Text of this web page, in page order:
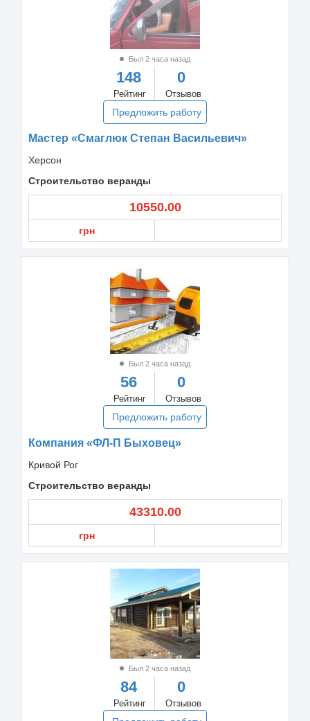
Был 2 часа назад
148
Рейтинг
0
Отзывов
Предложить работу
Мастер «Смаглюк Степан Васильевич»
Херсон
Строительство веранды
10550.00
грн
Был 2 часа назад
56
Рейтинг
0
Отзывов
Предложить работу
Компания «ФЛ-П Быховец»
Кривой Рог
Строительство веранды
43310.00
грн
Был 2 часа назад
84
Рейтинг
0
Отзывов